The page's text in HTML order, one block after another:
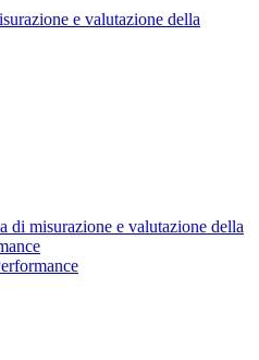
e valutazione della
di misurazione e valutazione della